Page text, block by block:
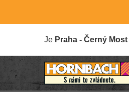
Je Praha - Černý Most